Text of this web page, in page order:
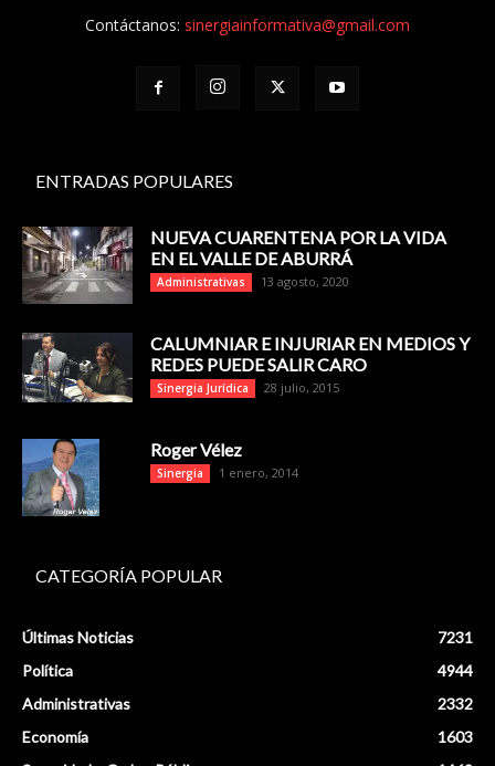
Contáctanos: sinergiainformativa@gmail.com
ENTRADAS POPULARES
NUEVA CUARENTENA POR LA VIDA
EN EL VALLE DE ABURRÁ
Administrativas 13 agosto, 2020
CALUMNIAR E INJURIAR EN MEDIOS Y
REDES PUEDE SALIR CARO
Sinergia Jurídica 28 julio, 2015
Roger Vélez
Sinergia 1 enero, 2014
CATEGORÍA POPULAR
Últimas Noticias
7231
Política
4944
Administrativas
2332
Economía
1603